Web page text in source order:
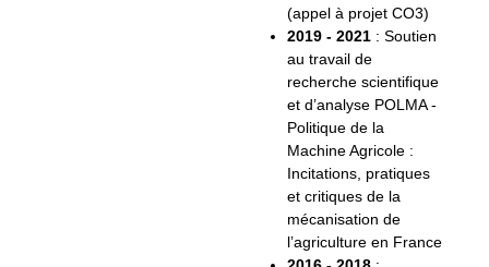
(appel à projet CO3)
2019 - 2021 : Soutien
au travail de
recherche scientifique
et d’analyse POLMA -
Politique de la
Machine Agricole :
Incitations, pratiques
et critiques de la
mécanisation de
l’agriculture en France